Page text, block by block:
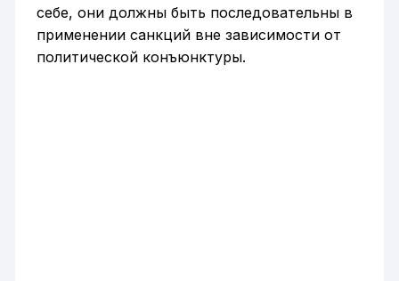
себе, они должны быть последовательны в
применении санкций вне зависимости от
политической конъюнктуры.